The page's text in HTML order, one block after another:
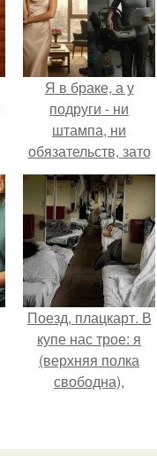
Я в браке, а у
подруги - ни
штампа, ни
обязательств, зато
ключи от новой
квартиры, которую
ей подарил
обеспеченный
мужчина.
Поезд, плацкарт. В
купе нас трое: я
(верхняя полка
свободна),
сорока с дочкой